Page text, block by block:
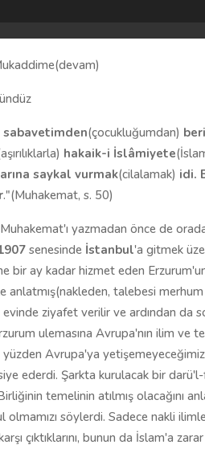
sabavetimden(çocukluğumdan)
hakaik-i İslâmiyete
saykal vurmak(cilalamak) idi.
."(Muhakemat, s. 50)
yazmadan önce de
senesinde İstanbul'a gitmek
bir ay kadar hizmet eden
anlatmış(nakleden, talebesi merhum
evinde ziyafet verilir ve ardından
ulemasına Avrupa'nın ilim ve
Avrupa'ya
ederdi. Şarkta kurulacak bir
temelinin atılmış olacağını
söylerdi. Sadece nakli
çıktıklarını, bunun da İslam'a